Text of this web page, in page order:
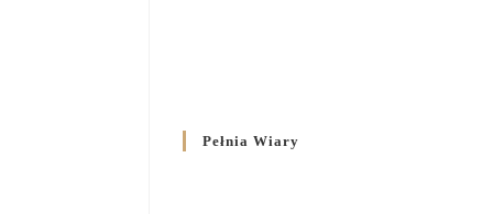
Pełnia Wiary